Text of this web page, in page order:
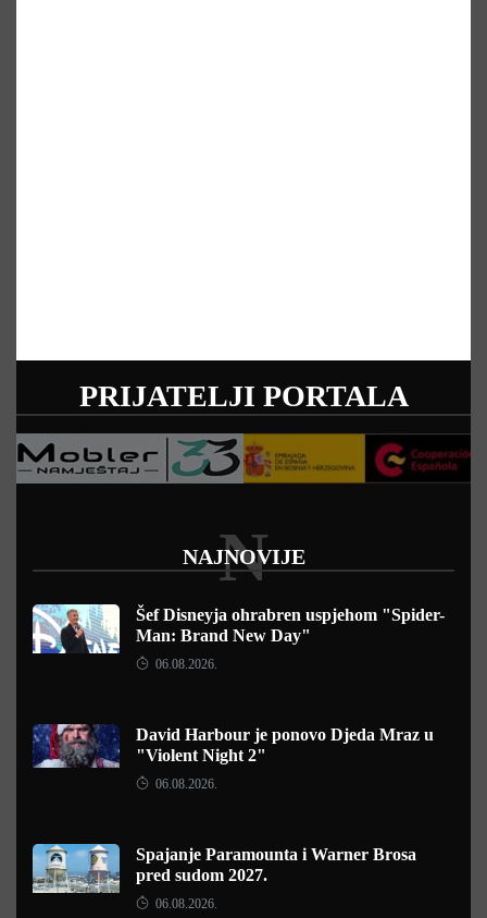
PRIJATELJI PORTALA
NAJNOVIJE
N
Šef Disneyja ohrabren uspjehom "Spider-
Man: Brand New Day"
06.08.2026.
David Harbour je ponovo Djeda Mraz u
"Violent Night 2"
06.08.2026.
Spajanje Paramounta i Warner Brosa
pred sudom 2027.
06.08.2026.